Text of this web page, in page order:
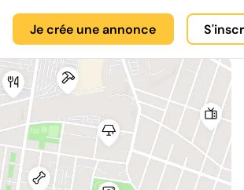
Je crée une annonce